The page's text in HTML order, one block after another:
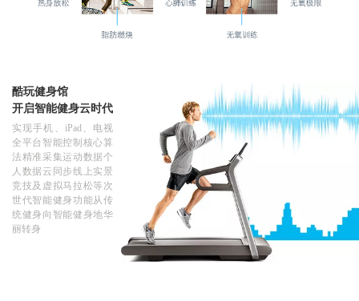
酷玩健身馆
开启智能健身云时代
实现手机、iPad、电视
全平台智能控制核心算
法精准采集运动数据个
人数据云同步线上实景
竞技及虚拟马拉松等次
世代智能健身功能从传
统健身向智能健身地华
丽转身